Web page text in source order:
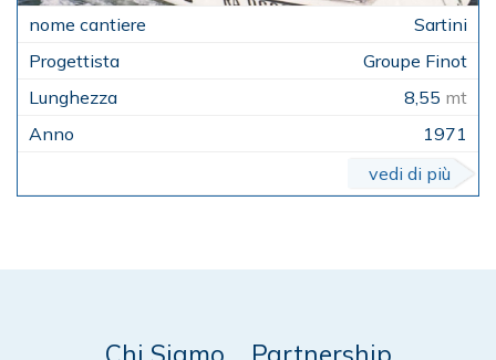
Sartini
Groupe Finot
8,55 mt
1971
vedi di più